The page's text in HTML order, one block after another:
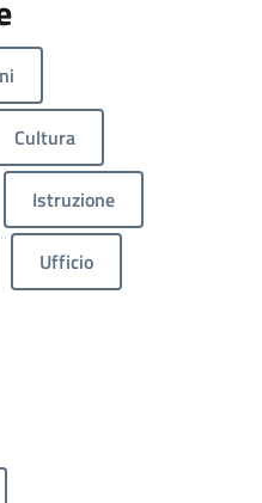
Cultura
Istruzione
Ufficio